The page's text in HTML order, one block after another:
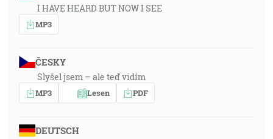
I HAVE HEARD BUT NOW I SEE
MP3
ČESKY
Slyšel jsem – ale teď vidím
MP3 Lesen PDF
DEUTSCH